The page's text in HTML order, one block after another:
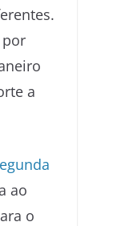
a
ao
o